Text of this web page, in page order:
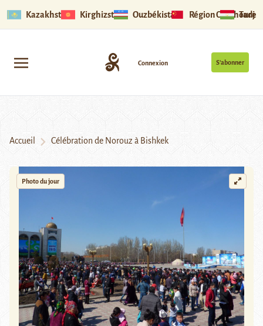
Kazakhstan Kirghizstan Ouzbékistan Région Ouïghoure
S’abonner
Connexion
Accueil Célébration de Norouz à Bishkek
Photo du jour